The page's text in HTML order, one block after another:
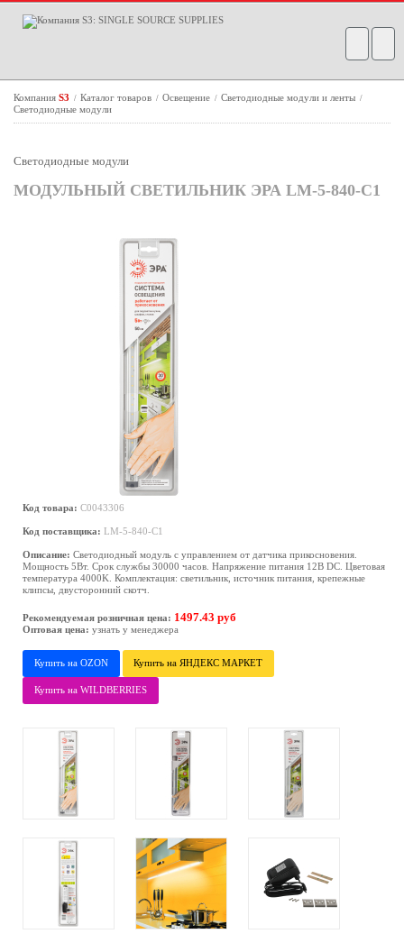
Компания S3 / Каталог товаров / Освещение / Светодиодные модули и ленты /
Светодиодные модули
Светодиодные модули
МОДУЛЬНЫЙ СВЕТИЛЬНИК ЭРА LM-5-840-C1
Код товара: C0043306
Код поставщика: LM-5-840-C1
Описание: Светодиодный модуль с управлением от датчика прикосновения.
Мощность 5Вт. Срок службы 30000 часов. Напряжение питания 12В DC. Цветовая
температура 4000K. Комплектация: светильник, источник питания, крепежные
клипсы, двусторонний скотч.
Рекомендуемая розничная цена: 1497.43 руб
Оптовая цена: узнать у менеджера
Купить на OZON Купить на ЯНДЕКС МАРКЕТ
Купить на WILDBERRIES